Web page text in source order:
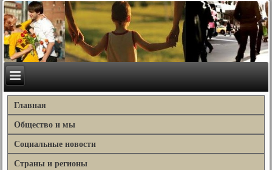
Главная
Общество и мы
Социальные новости
Страны и регионы